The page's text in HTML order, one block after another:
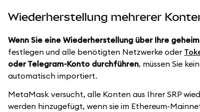
Wiederherstellung mehrerer
Wenn Sie eine Wiederherstellung über Ihre
festlegen und alle benötigten Netzwerke oder
oder Telegram-Konto durchführen, müssen Sie
automatisch importiert.
MetaMask versucht, alle Konten aus Ihrer SRP
werden hinzugefügt, wenn sie im Ethereum-